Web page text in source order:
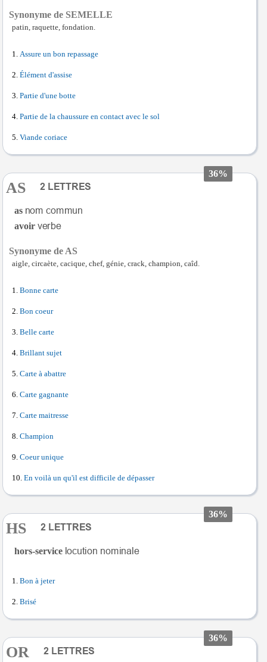
Synonyme de SEMELLE
patin, raquette, fondation.
Assure un bon repassage
Élément d'assise
Partie d'une botte
Partie de la chaussure en contact avec le sol
Viande coriace
36%
AS
as
avoir
Synonyme de AS
aigle, circaète, cacique, chef, génie, crack, champion, caîd.
Bonne carte
Bon coeur
Belle carte
Brillant sujet
Carte à abattre
Carte gagnante
Carte maitresse
Champion
Coeur unique
En voilà un qu'il est difficile de dépasser
36%
HS
hors-service
Bon à jeter
Brisé
36%
OR